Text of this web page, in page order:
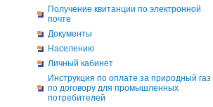
Получение квитанции по электронной
почте
Документы
Населению
Личный кабинет
Инструкция по оплате за природный газ
по договору для промышленных
потребителей